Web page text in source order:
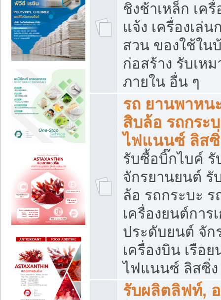
ชิงช้าเหล็ก เค
แจ้ง เครื่องเล่น
สวน ของใช้ใน
ก่อสร้าง รับเห
ภายใน อื่น ๆ
รถ ยานพาหน
สิบล้อ รถกระ
ไฟแนนซ์ ลิส
รับซื้อบิ๊กไบค์
จักรยานยนต์ รั
ล้อ รถกระบะ
เครื่องยนต์การ
ประดับยนต์ จัก
เครื่องบิน เรือ
ไฟแนนซ์ ลิสซิ่ง
รับผลิตลิฟท์,